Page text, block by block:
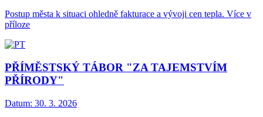
Postup města k situaci ohledně fakturace a vývoji cen tepla. Více v
příloze
PŘÍMĚSTSKÝ TÁBOR "ZA TAJEMSTVÍM
PŘÍRODY"
Datum: 30. 3. 2026